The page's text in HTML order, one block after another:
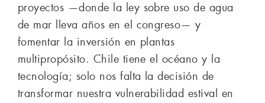
proyectos —donde la ley sobre uso de agua
de mar lleva años en el congreso— y
fomentar la inversión en plantas
multipropósito. Chile tiene el océano y la
tecnología; solo nos falta la decisión de
transformar nuestra vulnerabilidad estival en